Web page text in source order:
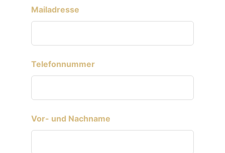
Mailadresse
Telefonnummer
Vor- und Nachname